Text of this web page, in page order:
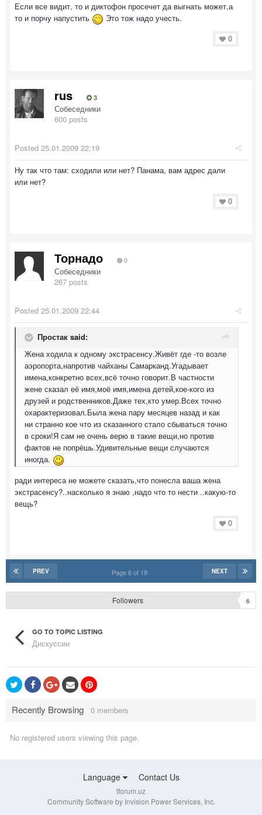
Если все видит, то и диктофон просечет да выгнать может,а
то и порчу напустить
Это тож надо учесть.
0
rus 3
Собеседники
600 posts
Posted 25.01.2009 22:19
Ну так что там: сходили или нет? Панама, вам адрес дали
или нет?
0
Торнадо 0
Собеседники
267 posts
Posted 25.01.2009 22:44
Простак said:
Жена ходила к одному экстрасенсу.Живёт где -то возле
аэропорта,напротив чайханы Самарканд.Угадывает
имена,конкретно всех,всё точно говорит.В частности
жене сказал её имя,моё имя,имена детей,кое-кого из
друзей и родственников.Даже тех,кто умер.Всех точно
охарактеризовал.Была жена пару месяцев назад и как
ни странно кое что из сказанного стало сбываться точно
в сроки!Я сам не очень верю в такие вещи,но против
фактов не попрёшь.Удивительные вещи случаются
иногда.
ради интереса не можете сказать,что понесла ваша жена
экстрасенсу?..насколько я знаю ,надо что то нести ..какую-то
вещь?
0
PREV NEXT
Page 6 of 19
Followers 6
GO TO TOPIC LISTING
Дискуссии
Recently Browsing 0 members
No registered users viewing this page.
Language Contact Us
tforum.uz
Community Software by Invision Power Services, Inc.